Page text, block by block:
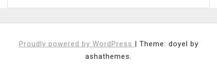
Proudly powered by WordPress | Theme: doyel by
ashathemes.